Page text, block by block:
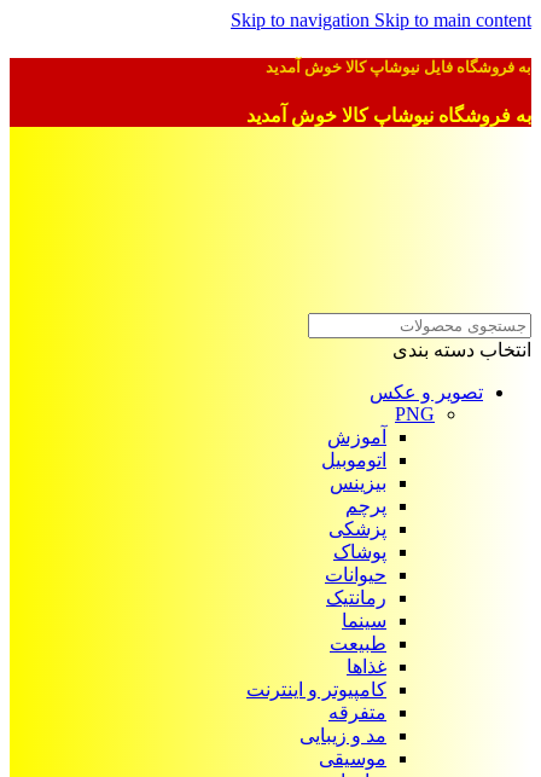
Skip to navigation Skip to main content
به فروشگاه فایل نیوشاپ کالا خوش آمدید
به فروشگاه نیوشاپ کالا خوش آمدید
انتخاب دسته بندی
تصویر و عکس
PNG
آموزش
اتوموبیل
بیزینس
پرچم
پزشکی
پوشاک
حیوانات
رمانتیک
سینما
طبیعت
غذاها
کامپیوتر و اینترنت
متفرقه
مد و زیبایی
موسیقی